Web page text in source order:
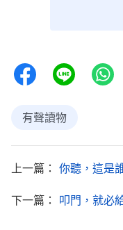
晚上，我跪在
《羔羊展開的書卷
姊妹，我把自己的
聽後笑了笑，説：
需要我們慎重對待
告，相信主必開啓
有聲讀物
上一篇： 你聽，這是
下一篇： 叩門，就必